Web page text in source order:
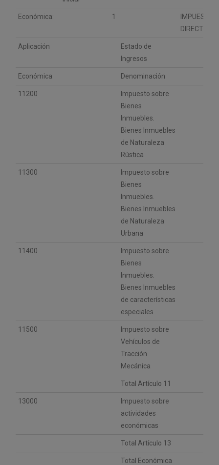
Económica: 1
IMPUESTOS
DIRECTOS
Aplicación
Estado de
Ingresos
Económica Denominación
11200
Impuesto sobre
Bienes
Inmuebles.
Bienes Inmuebles
de Naturaleza
Rústica
11300
Impuesto sobre
Bienes
Inmuebles.
Bienes Inmuebles
de Naturaleza
Urbana
11400
Impuesto sobre
Bienes
Inmuebles.
Bienes Inmuebles
de características
especiales
11500
Impuesto sobre
Vehículos de
Tracción
Mecánica
Total Artículo 11
13000
Impuesto sobre
actividades
económicas
Total Artículo 13
Total Económica